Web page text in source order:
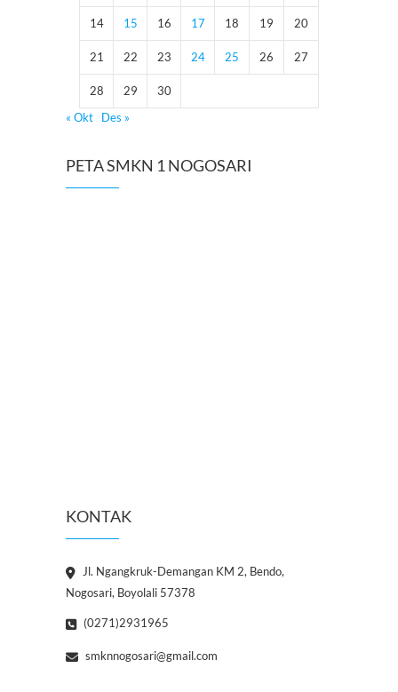
14 15 16 17 18 19 20
21 22 23 24 25 26 27
28 29
30
« Okt
Des »
PETA SMKN 1 NOGOSARI
KONTAK
Jl. Ngangkruk-Demangan KM 2, Bendo,
Nogosari, Boyolali 57378
(0271)2931965
smknnogosari@gmail.com